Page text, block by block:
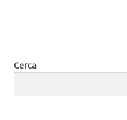
Cerca